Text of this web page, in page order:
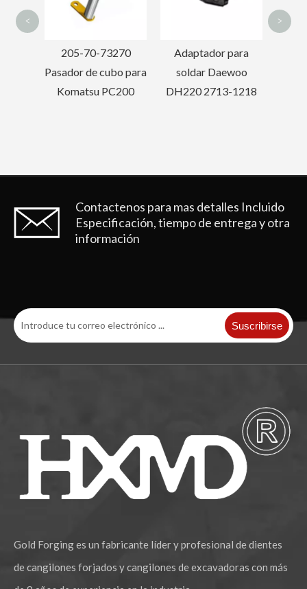
Adaptador para
soldar Daewoo
DH220 2713-1218
excavadoras
< >
Contactenos para mas detalles Incluido
Especificación, tiempo de entrega y otra
información
Suscribirse
Gold Forging es un fabricante líder y profesional de dientes
de cangilones forjados y cangilones de excavadoras con más